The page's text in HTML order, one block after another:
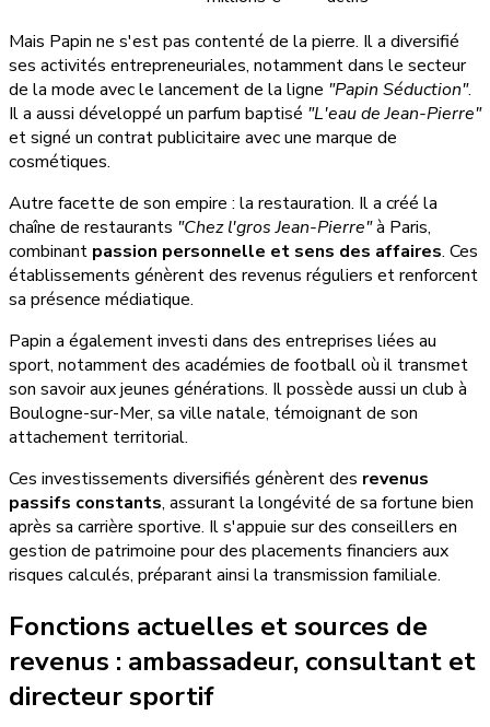
Mais Papin ne s'est pas contenté de la pierre. Il a diversifié
ses activités entrepreneuriales, notamment dans le secteur
de la mode avec le lancement de la ligne "Papin Séduction".
Il a aussi développé un parfum baptisé "L'eau de Jean-Pierre"
et signé un contrat publicitaire avec une marque de
cosmétiques.
Autre facette de son empire : la restauration. Il a créé la
chaîne de restaurants "Chez l'gros Jean-Pierre"à Paris,
combinant passion personnelle et sens des affaires. Ces
établissements génèrent des revenus réguliers et renforcent
sa présence médiatique.
Papin a également investi dans des entreprises liées au
sport, notamment des académies de football où il transmet
son savoir aux jeunes générations. Il possède aussi un club à
Boulogne-sur-Mer, sa ville natale, témoignant de son
attachement territorial.
Ces investissements diversifiés génèrent des revenus
passifs constants, assurant la longévité de sa fortune bien
après sa carrière sportive. Il s'appuie sur des conseillers en
gestion de patrimoine pour des placements financiers aux
risques calculés, préparant ainsi la transmission familiale.
Fonctions actuelles et sources de
revenus : ambassadeur, consultant et
directeur sportif